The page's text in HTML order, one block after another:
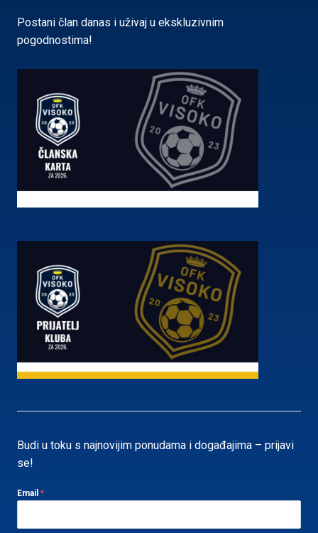
Postani član danas i uživaj u ekskluzivnim
pogodnostima!
Budi u toku s najnovijim ponudama i događajima – prijavi
se!
Email *